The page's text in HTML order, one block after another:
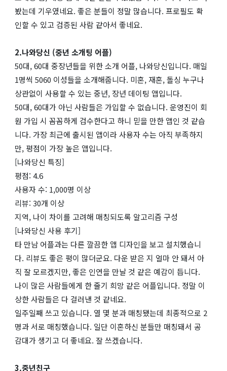
봤는데 기우였네요. 좋은 분들이 정말 많습니다. 프로필도 확
인할 수 있고 검증된 사람 같아서 좋네요.
2.나와당신 (중년 소개팅 어플)
50대, 60대 중장년들을 위한 소개 어플, 나와당신입니다. 매일
1명씩 5060 이성들을 소개해줍니다. 미혼, 재혼, 돌싱 누구나
상관없이 사용할 수 있는 중년, 장년 데이팅 앱입니다.
50대, 60대가 아닌 사람들은 가입할 수 없습니다. 운영진이 회
원 가입 시 꼼꼼하게 검수한다고 하니 믿을 만한 앱인 것 같습
니다. 가장 최근에 출시된 앱이라 사용자 수는 아직 부족하지
만, 평점이 가장 높은 앱입니다.
[나와당신 특징]
평점: 4.6
사용자 수: 1,000명 이상
리뷰: 30개 이상
지역, 나이 차이를 고려해 매칭되도록 알고리즘 구성
[나와당신 사용 후기]
타 만남 어플과는 다른 깔끔한 앱 디자인을 보고 설치했습니
다. 리뷰도 좋은 평이 많더군요. 다운 받은 지 얼마 안 돼서 아
직 잘 모르겠지만, 좋은 인연을 만날 것 같은 예감이 듭니다.
나이 많은 사람들에게 한 줄기 희망 같은 어플입니다. 정말 이
상한 사람들은 다 걸러낸 것 같네요.
일주일째 쓰고 있습니다. 열 몇 분과 매칭됐는데 최종적으로 2
명과 서로 매칭했습니다. 일단 이혼하신 분들만 매칭돼서 공
감대가 생기고 더 좋네요. 잘 쓰겠습니다.
3.중년친구